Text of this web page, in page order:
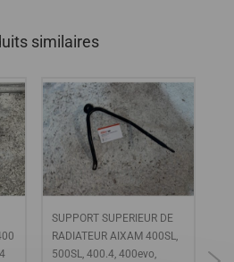
similaires
SUPPORT SUPERIEUR DE
RADIATEUR AIXAM 400SL,
500SL, 400.4, 400evo,